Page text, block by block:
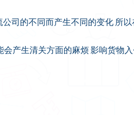
司的不同而产生不同的变化 所
产生清关方面的麻烦 影响货物